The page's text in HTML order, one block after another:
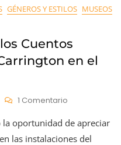
GÉNEROS Y ESTILOS MUSEOS
Cuentos
en el
1 Comentario
Semanas
oportunidad de apreciar
las instalaciones del